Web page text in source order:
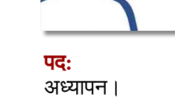
पद:
अध्यापन।